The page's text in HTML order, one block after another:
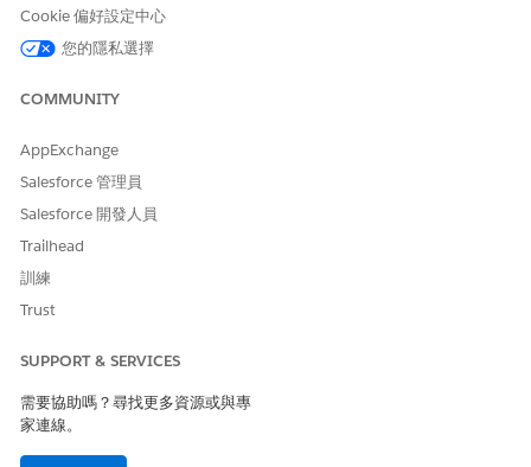
完成「讓您的組織準備好使用評估」、「使用 Discovery
Framework 建立評估」和「將評估元件新增至頁面」區段下的
步驟。
Flow Builder 中開啟。
在 Flow Builder 的「工具箱」區段中,選取
ExperienceCloudSiteUrl 常數,並視需要更新「值」欄位中
的 URL。
視需要,使用「大量」畫面流程中的「傳送評估至照護計畫網
站」,在「照護計畫網站」清單檢視中新增動作,以將評估傳送至
設定網站管理的外部使用者評估
協助研究經理將網站可行性問卷傳送至臨床試驗網站。當傳送問
卷時,網站的調查者會收到連結,可在特定日期內完成
Experience Cloud 入口網頁上的評估。
Cookie 偏好設定中心
您的隱私選擇
COMMUNITY
AppExchange
Salesforce 管理員
Salesforce 開發人員
Trailhead
訓練
Trust
SUPPORT & SERVICES
需要協助嗎？尋找更多資源或與專
家連線。